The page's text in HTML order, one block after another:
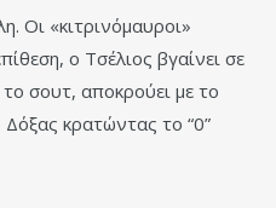
Οι «κιτρινόμαυροι»
ο Τσέλιος βγαίνει σε
σουτ, αποκρούει με το
κρατώντας το “0”